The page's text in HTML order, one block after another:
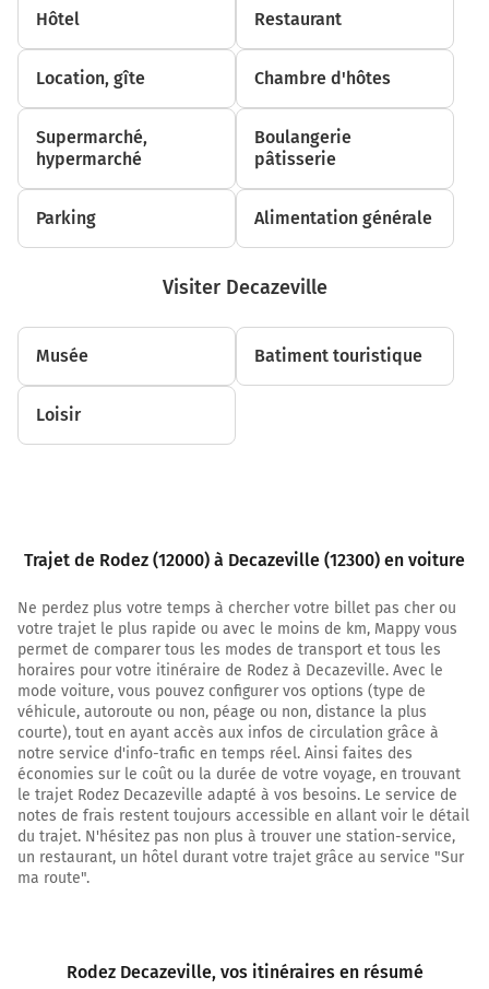
Tourner à droite sur D840 (Avenue de Bourran) et
continuer sur 500 mètres
Au rond-point, prendre la 4ème sortie sur D840 (Avenue
de Decazeville) et continuer sur 1,2 kilomètre
2,5 km
Au rond-point, prendre la 2ème sortie sur D840 (Avenue
de Decazeville) et continuer sur 1 kilomètre
3,6 km
Au rond-point, prendre la 3ème sortie sur D840 (Avenue
de Decazeville) et continuer sur 5,6 kilomètres
4,6 km
de Decazeville) et continuer sur 7,2 kilomètres
10,2 km
Tourner légèrement à droite sur D840 (Rue de
Montplaisir) et continuer sur 1 kilomètre
Au rond-point, prendre la 2ème sortie sur D840 et
continuer sur 4 kilomètres
32,7 km
Au rond-point, prendre la 2ème sortie sur D840 et
continuer sur 950 mètres
36,8 km
37,8 km
Hôtel Restaurant
Location, gîte Chambre d'hôtes
Supermarché,
hypermarché
Boulangerie
pâtisserie
Parking Alimentation générale
Visiter Decazeville
Musée Batiment touristique
Loisir
Trajet de Rodez (12000) à Decazeville (12300) en voiture
Ne perdez plus votre temps à chercher votre billet pas cher ou
votre trajet le plus rapide ou avec le moins de km, Mappy vous
permet de comparer tous les modes de transport et tous les
horaires pour votre itinéraire de Rodez à Decazeville. Avec le
mode voiture, vous pouvez configurer vos options (type de
véhicule, autoroute ou non, péage ou non, distance la plus
courte), tout en ayant accès aux infos de circulation grâce à
notre service d'info-trafic en temps réel. Ainsi faites des
économies sur le coût ou la durée de votre voyage, en trouvant
le trajet Rodez Decazeville adapté à vos besoins. Le service de
notes de frais restent toujours accessible en allant voir le détail
du trajet. N'hésitez pas non plus à trouver une station-service,
un restaurant, un hôtel durant votre trajet grâce au service "Sur
ma route".
Rodez Decazeville, vos itinéraires en résumé